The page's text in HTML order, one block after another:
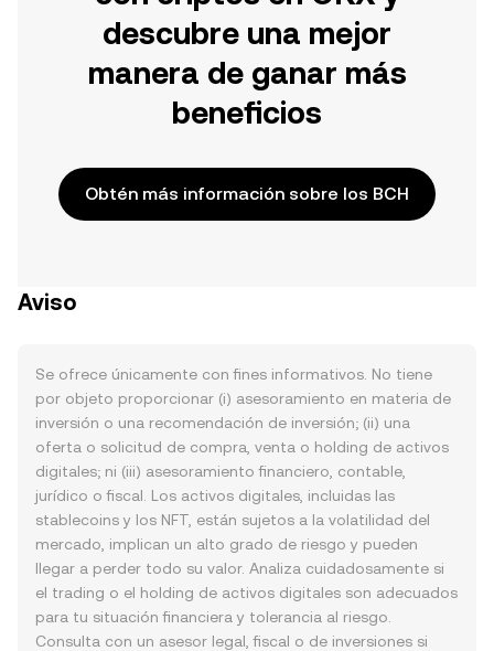
descubre una mejor
manera de ganar más
beneficios
Obtén más información sobre los BCH
Aviso
Se ofrece únicamente con fines informativos. No tiene
por objeto proporcionar (i) asesoramiento en materia de
inversión o una recomendación de inversión; (ii) una
oferta o solicitud de compra, venta o holding de activos
digitales; ni (iii) asesoramiento financiero, contable,
jurídico o fiscal. Los activos digitales, incluidas las
stablecoins y los NFT, están sujetos a la volatilidad del
mercado, implican un alto grado de riesgo y pueden
llegar a perder todo su valor. Analiza cuidadosamente si
el trading o el holding de activos digitales son adecuados
para tu situación financiera y tolerancia al riesgo.
Consulta con un asesor legal, fiscal o de inversiones si